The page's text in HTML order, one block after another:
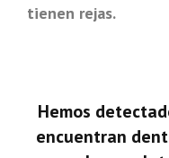
tienen rejas.
Hemos
encuentran